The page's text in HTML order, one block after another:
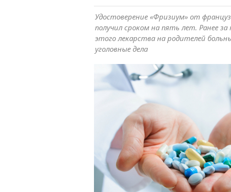
Удостоверение «Фризиум» от
получил сроком на пять лет. Ранее за
этого лекарства на родителей
уголовные дела